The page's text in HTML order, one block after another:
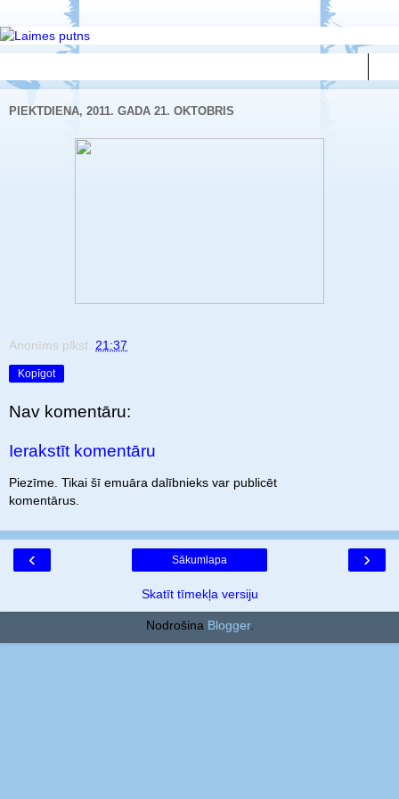
PIEKTDIENA, 2011. GADA 21. OKTOBRIS
Anonīms plkst. 21:37
Kopīgot
Nav komentāru:
Ierakstīt komentāru
Piezīme. Tikai šī emuāra dalībnieks var publicēt
komentārus.
‹ ›
Sākumlapa
Skatīt tīmekļa versiju
Nodrošina Blogger.